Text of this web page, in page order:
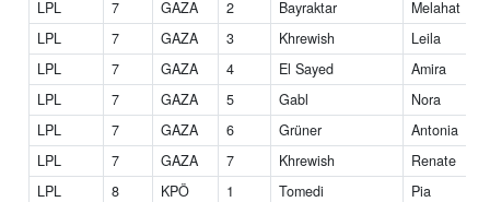
LPL
7 GAZA 2 Bayraktar
Melahat
LPL
7 GAZA 3 Khrewish
Leila
LPL
7 GAZA 4 El Sayed
Amira
LPL
7 GAZA 5 Gabl
Nora
LPL
7 GAZA 6 Grüner
Antonia
LPL
7 GAZA 7 Khrewish
Renate
LPL
8 KPÖ 1 Tomedi
Pia